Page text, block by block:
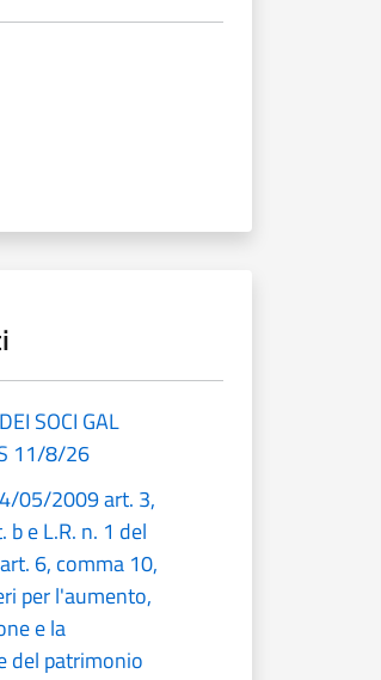
SOCI GAL
11/8/26
05/2009 art. 3,
e L.R. n. 1 del
6, comma 10,
per l'aumento,
e la
del patrimonio